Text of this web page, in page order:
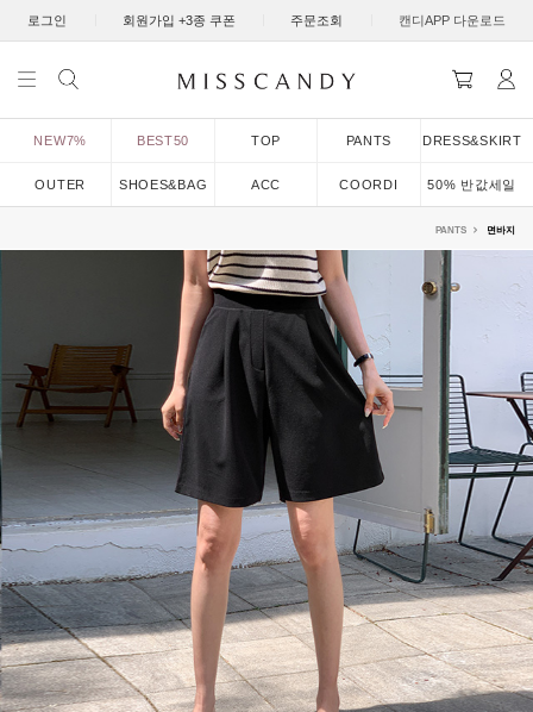
로그인 회원가입 +3종 쿠폰 주문조회 캔디APP 다운로드
NEW7% BEST50 TOP PANTS DRESS&SKIRT
OUTER SHOES&BAG ACC COORDI 50% 반값세일
PANTS 면바지